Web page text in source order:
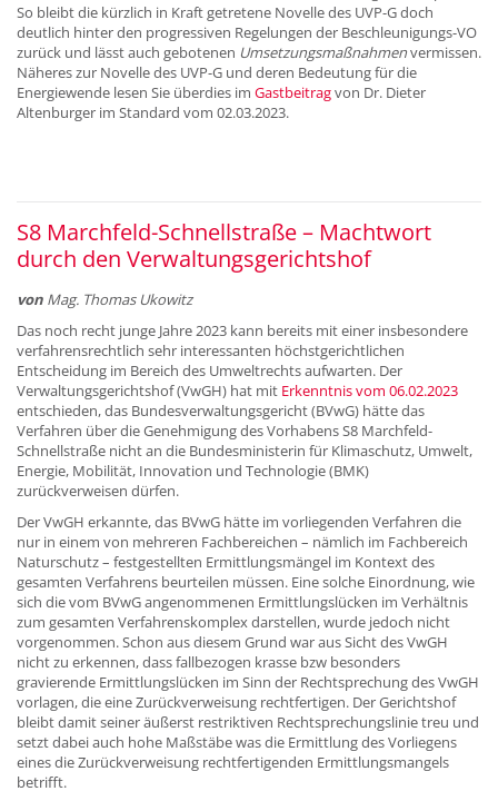
So bleibt die kürzlich in Kraft getretene Novelle des UVP-G doch
deutlich hinter den progressiven Regelungen der Beschleunigungs-VO
zurück und lässt auch gebotenen Umsetzungsmaßnahmenvermissen.
Näheres zur Novelle des UVP-G und deren Bedeutung für die
Energiewende lesen Sie überdies im Gastbeitragvon Dr. Dieter
Altenburger im Standard vom 02.03.2023.
S8 Marchfeld-Schnellstraße – Machtwort
durch den Verwaltungsgerichtshof
von ­ Mag. Thomas Ukowitz
Das noch recht junge Jahre 2023 kann bereits mit einer insbesondere
verfahrensrechtlich sehr interessanten höchstgerichtlichen
Entscheidung im Bereich des Umweltrechts aufwarten. Der
Verwaltungsgerichtshof (VwGH) hat mit Erkenntnis vom 06.02.2023
entschieden, das Bundesverwaltungsgericht (BVwG) hätte das
Verfahren über die Genehmigung des Vorhabens S8 Marchfeld-
Schnellstraße nicht an die Bundesministerin für Klimaschutz, Umwelt,
Energie, Mobilität, Innovation und Technologie (BMK)
zurückverweisen dürfen.
Der VwGH erkannte, das BVwG hätte im vorliegenden Verfahren die
nur in einem von mehreren Fachbereichen – nämlich im Fachbereich
Naturschutz – festgestellten Ermittlungsmängel im Kontext des
gesamten Verfahrens beurteilen müssen. Eine solche Einordnung, wie
sich die vom BVwG angenommenen Ermittlungslücken im Verhältnis
zum gesamten Verfahrenskomplex darstellen, wurde jedoch nicht
vorgenommen. Schon aus diesem Grund war aus Sicht des VwGH
nicht zu erkennen, dass fallbezogen krasse bzw besonders
gravierende Ermittlungslücken im Sinn der Rechtsprechung des VwGH
vorlagen, die eine Zurückverweisung rechtfertigen. Der Gerichtshof
bleibt damit seiner äußerst restriktiven Rechtsprechungslinie treu und
setzt dabei auch hohe Maßstäbe was die Ermittlung des Vorliegens
eines die Zurückverweisung rechtfertigenden Ermittlungsmangels
betrifft.